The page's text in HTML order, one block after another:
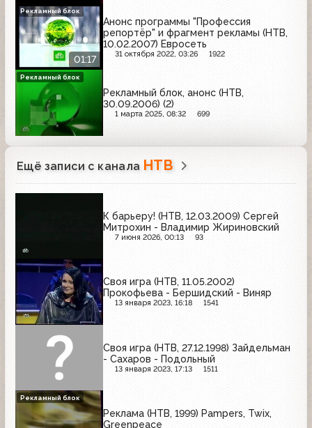
01:17
Анонс программы "Профессия
репортёр" и фрагмент рекламы (НТВ,
10.02.2007) Евросеть
31 октября 2022, 03:26 1922
Рекламный блок
Рекламный блок, анонс (НТВ,
30.09.2006) (2)
1 марта 2025, 08:32 699
Рекламный блок
Ещё записи с канала НТВ
К барьеру! (НТВ, 12.03.2009) Сергей
Митрохин - Владимир Жириновский
7 июня 2026, 00:13 93
Своя игра (НТВ, 11.05.2002)
Прокофьева - Бершидский - Виняр
13 января 2023, 16:18 1541
Своя игра (НТВ, 27.12.1998) Зайдельман
- Сахаров - Подольный
13 января 2023, 17:13 1511
Реклама (НТВ, 1999) Pampers, Twix,
Greenpeace
Рекламный блок